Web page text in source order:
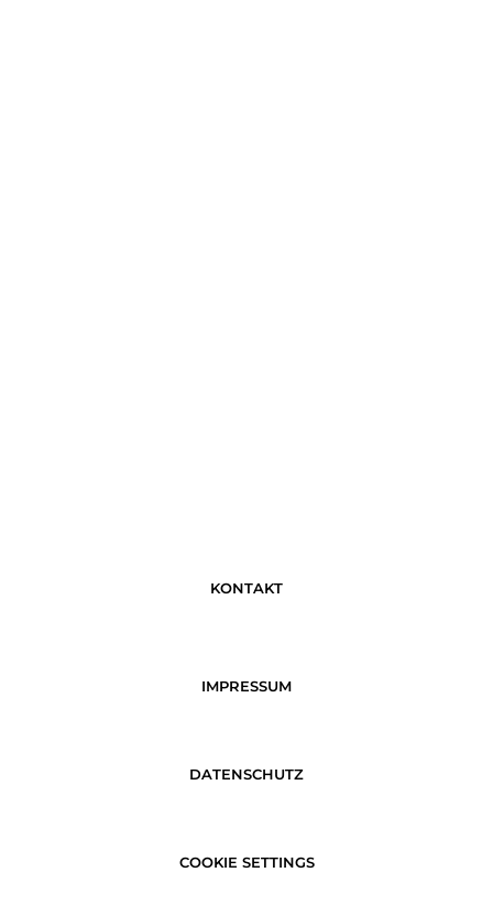
KONTAKT
IMPRESSUM
DATENSCHUTZ
COOKIE SETTINGS